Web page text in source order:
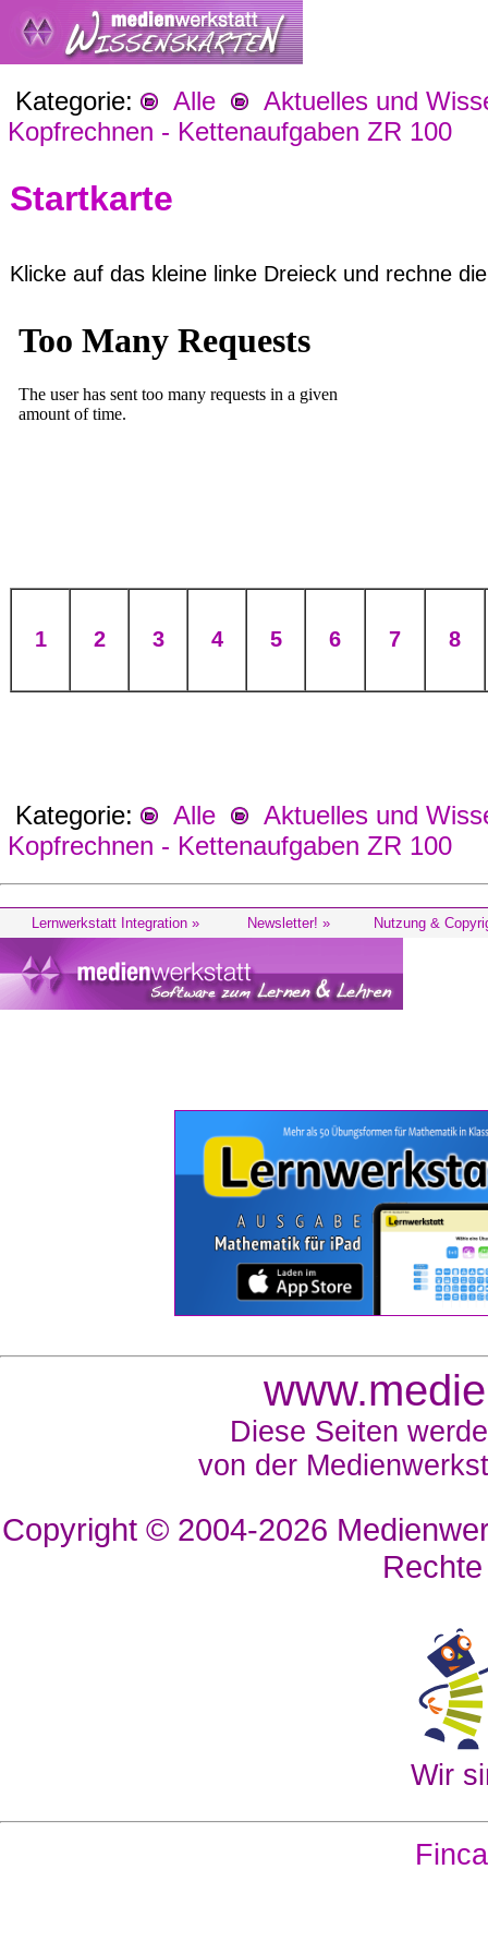
Kategorie: Alle
Aktuelles und
Kopfrechnen - Kettenaufgaben ZR 100
Startkarte
Klicke auf das kleine linke Dreieck und rechne
1 2 3 4 5 6 7 8
Kategorie: Alle
Aktuelles und
Kopfrechnen - Kettenaufgaben ZR 100
Lernwerkstatt Integration » Newsletter! » Nutzung &
Diese Seiten
von der
Copyright © 2004-2026
Wir